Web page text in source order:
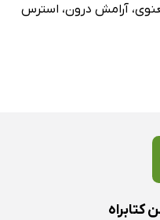
، آرامش درون، استرس
کتابراه